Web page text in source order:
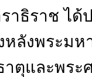
าธิราช ไ
ลังพระม
ตุและพระ